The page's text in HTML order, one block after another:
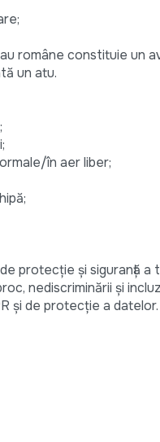
române constituie un
un atu.
în aer liber;
protecție și siguranță a
nediscriminării și
și de protecție a datelor.